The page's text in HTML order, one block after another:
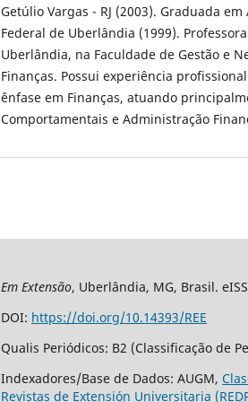
Getúlio Vargas - RJ (2003). Graduada
Federal de Uberlândia (1999).
Uberlândia, na Faculdade de Gestão e
Finanças. Possui experiência
ênfase em Finanças, atuando
Comportamentais e Administração
Em Extensão, Uberlândia, MG, Brasil.
DOI: https://doi.org/10.14393/REE
Qualis Periódicos: B2 (Classificação de
Indexadores/Base de Dados: AUGM,
Revistas de Extensión Universitaria